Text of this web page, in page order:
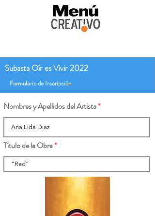
Subasta Oír es Vivir 2022
Formulario de Inscripción
Nombres y Apellidos del Artista
Título de la Obra